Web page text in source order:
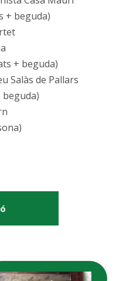
+ beguda)
+ beguda)
Salàs de Pallars
beguda)